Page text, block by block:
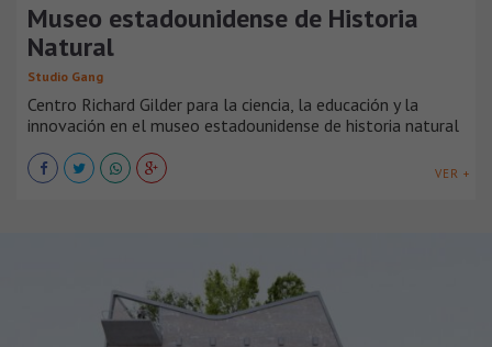
Museo estadounidense de Historia
Natural
Studio Gang
Centro Richard Gilder para la ciencia, la educación y la
innovación en el museo estadounidense de historia natural
VER +